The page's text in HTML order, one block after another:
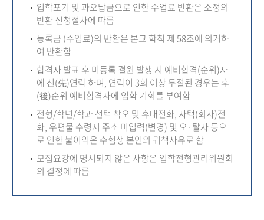
입학포기 및 과오납금으로 인한 수업료 반환은 소정의
반환 신청절차에 따름
등록금 (수업료)의 반환은 본교 학칙 제 58조에 의거하
여 반환함
합격자 발표 후 미등록 결원 발생 시 예비합격(순위)자
에 선(先)연락 하며, 연락이 3회 이상 두절된 경우는 후
(後)순위 예비합격자에 입학 기회를 부여함
전형/학년/학과 선택 착오 및 휴대전화, 자택(회사)전
화, 우편물 수령지 주소 미입력(변경) 및 오·탈자 등으
로 인한 불이익은 수험생 본인의 귀책사유로 함
모집요강에 명시되지 않은 사항은 입학전형관리위원회
의 결정에 따름